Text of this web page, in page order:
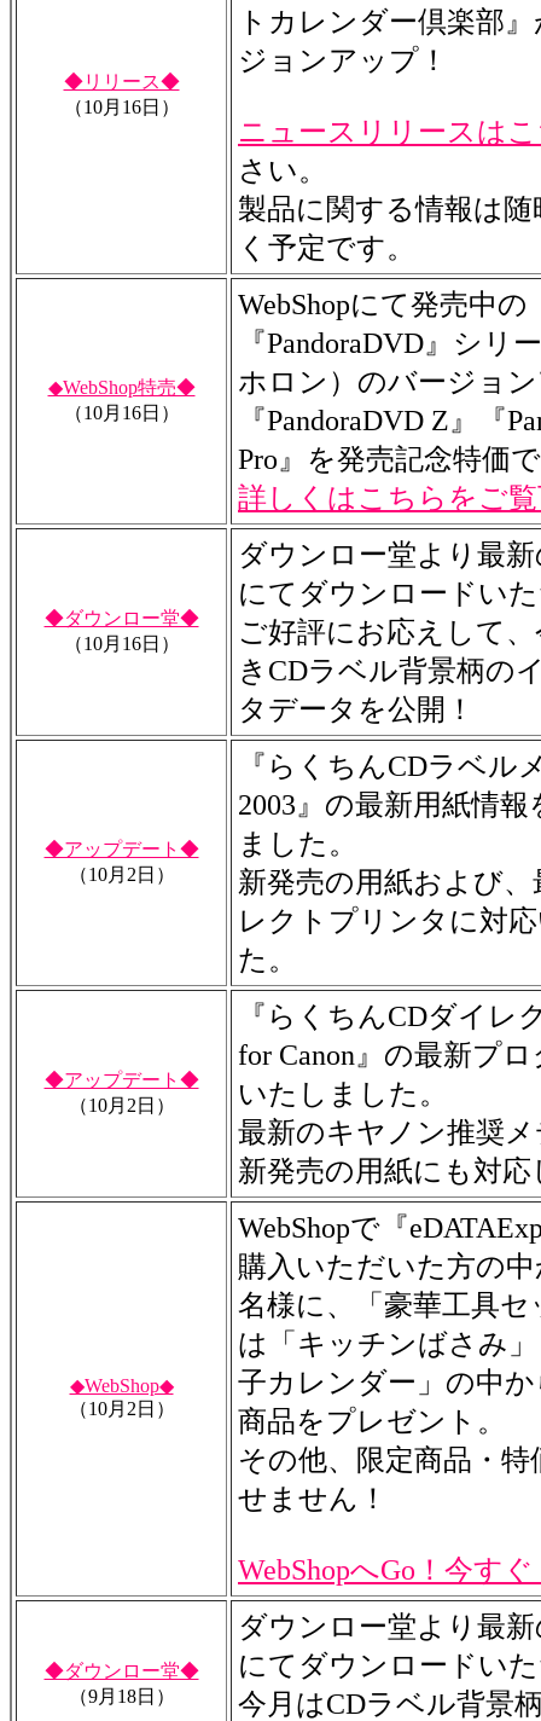
◆リリース◆
（10月16日）
トカレンダー倶楽部
ジョンアップ！
ニュースリリースは
さい。
製品に関する情報は
く予定です。
◆WebShop特売◆
（10月16日）
WebShopにて発売中の
『PandoraDVD』シリ
ホロン）のバージョ
『PandoraDVD Z』『
Pro』を発売記念特価
詳しくはこちらをご
◆ダウンロー堂◆
（10月16日）
ダウンロー堂より最
にてダウンロードい
ご好評にお応えして
きCDラベル背景柄の
タデータを公開！
◆アップデート◆
（10月2日）
『らくちんCDラベル
2003』の最新用紙情
ました。
新発売の用紙および
レクトプリンタに対
た。
◆アップデート◆
（10月2日）
『らくちんCDダイレ
for Canon』の最新プ
いたしました。
最新のキヤノン推奨
新発売の用紙にも対
◆WebShop◆
（10月2日）
WebShopで『
購入いただいた方の
名様に、「豪華工具
は「キッチンばさみ
子カレンダー」の中
商品をプレゼント。
その他、限定商品・特
せません！
WebShopへGo！今す
◆ダウンロー堂◆
（9月18日）
ダウンロー堂より最
にてダウンロードい
今月はCDラベル背景